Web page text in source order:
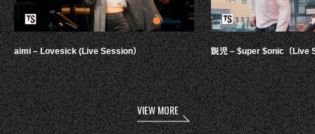
aimi – Lovesick (Live Session） 鋭児 – $uper $onic（Live
VIEW MORE